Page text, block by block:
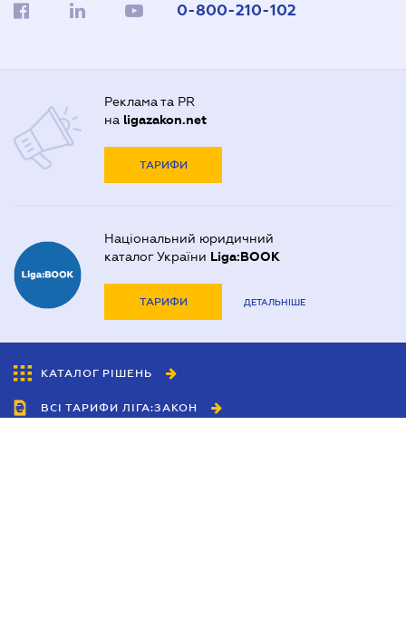
0-800-210-102
Реклама та PR
на ligazakon.net
ТАРИФИ
Національний юридичний
каталог України Liga:BOOK
ТАРИФИ ДЕТАЛЬНІШЕ
КАТАЛОГ РІШЕНЬ
ВСІ ТАРИФИ ЛІГА:ЗАКОН